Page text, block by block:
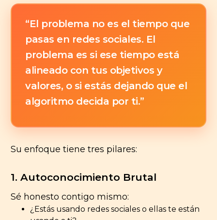
“El problema no es el tiempo que
pasas en redes sociales. El
problema es si ese tiempo está
alineado con tus objetivos y
valores, o si estás dejando que el
algoritmo decida por ti.”
Su enfoque tiene tres pilares:
1.Autoconocimiento Brutal
Sé honesto contigo mismo:
¿Estás usando redes sociales o ellas te están